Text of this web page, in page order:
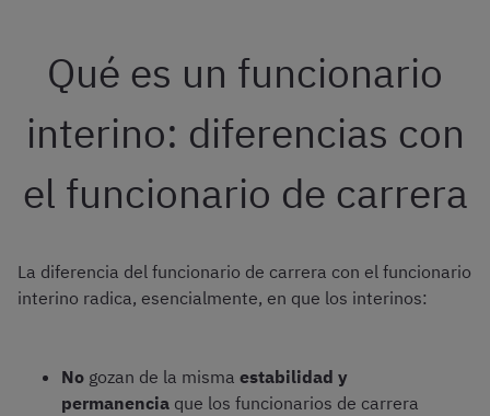
Qué es un funcionario
interino: diferencias con
el funcionario de carrera
La diferencia del funcionario de carrera con el funcionario
interino radica, esencialmente, en que los interinos:
No gozan de la misma estabilidad y
permanencia que los funcionarios de carrera